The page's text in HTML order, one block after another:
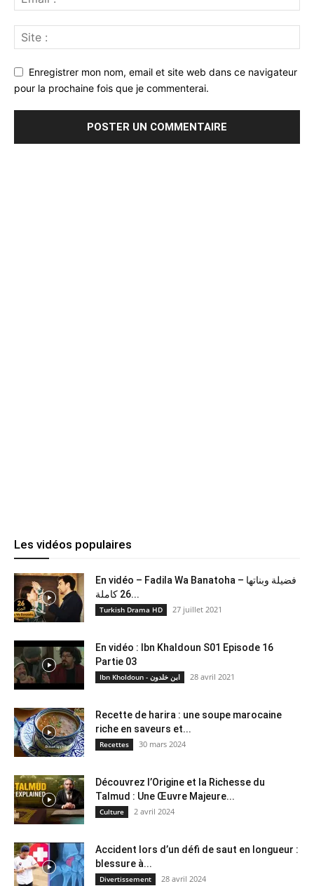
Enregistrer mon nom, email et site web dans ce navigateur
pour la prochaine fois que je commenterai.
Les vidéos populaires
En vidéo – Fadila Wa Banatoha – فضيلة وبناتها
26 كاملة...
Turkish Drama HD 27 juillet 2021
En vidéo : Ibn Khaldoun S01 Episode 16
Partie 03
Ibn Kholdoun - ابن خلدون 28 avril 2021
Recette de harira : une soupe marocaine
riche en saveurs et...
Recettes 30 mars 2024
Découvrez l’Origine et la Richesse du
Talmud : Une Œuvre Majeure...
Culture 2 avril 2024
Accident lors d’un défi de saut en longueur :
blessure à...
Divertissement 28 avril 2024